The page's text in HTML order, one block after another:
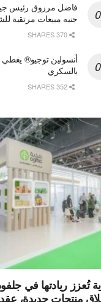
جنيه مبيعات مرتقبة
أنسولين توجيو® يغطي
بالسكري
منتجات جديدة،